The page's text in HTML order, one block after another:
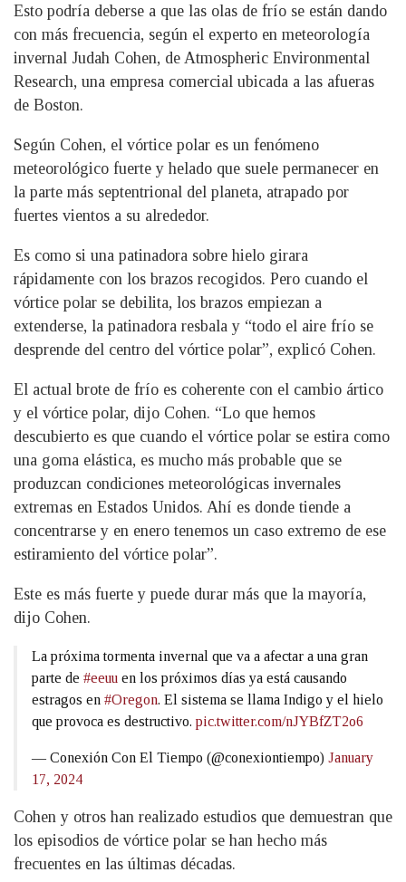
Esto podría deberse a que las olas de frío se están dando
con más frecuencia, según el experto en meteorología
invernal Judah Cohen, de Atmospheric Environmental
Research, una empresa comercial ubicada a las afueras
de Boston.
Según Cohen, el vórtice polar es un fenómeno
meteorológico fuerte y helado que suele permanecer en
la parte más septentrional del planeta, atrapado por
fuertes vientos a su alrededor.
Es como si una patinadora sobre hielo girara
rápidamente con los brazos recogidos. Pero cuando el
vórtice polar se debilita, los brazos empiezan a
extenderse, la patinadora resbala y “todo el aire frío se
desprende del centro del vórtice polar”, explicó Cohen.
El actual brote de frío es coherente con el cambio ártico
y el vórtice polar, dijo Cohen. “Lo que hemos
descubierto es que cuando el vórtice polar se estira como
una goma elástica, es mucho más probable que se
produzcan condiciones meteorológicas invernales
extremas en Estados Unidos. Ahí es donde tiende a
concentrarse y en enero tenemos un caso extremo de ese
estiramiento del vórtice polar”.
Este es más fuerte y puede durar más que la mayoría,
dijo Cohen.
La próxima tormenta invernal que va a afectar a una gran
parte de #eeuu en los próximos días ya está causando
estragos en #Oregon. El sistema se llama Indigo y el hielo
que provoca es destructivo. pic.twitter.com/nJYBfZT2o6
— Conexión Con El Tiempo (@conexiontiempo) January
17, 2024
Cohen y otros han realizado estudios que demuestran que
los episodios de vórtice polar se han hecho más
frecuentes en las últimas décadas.